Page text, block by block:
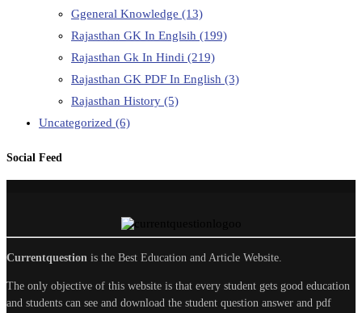
Ggeneral Knowledge (13)
Rajasthan GK In Englsih (199)
Rajasthan Gk In Hindi (219)
Rajasthan GK PDF In English (3)
Rajasthan History (5)
Uncategorized (6)
Social Feed
Currentquestion is the Best Education and Article Website.
The only objective of this website is that every student gets good education
and students can see and download the student question answer and pdf